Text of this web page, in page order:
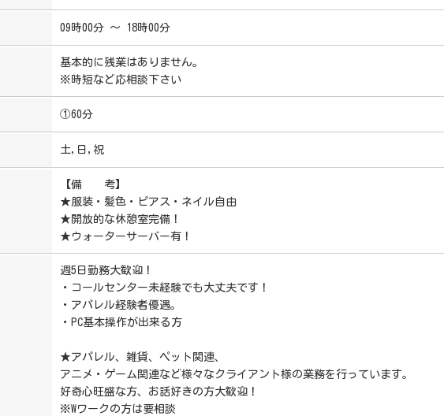
09時00分 ～ 18時00分
基本的に残業はありません。
※時短など応相談下さい
①60分
土,日,祝
【備 考】
★服装・髪色・ピアス・ネイル自由
★開放的な休憩室完備！
★ウォーターサーバー有！
週5日勤務大歓迎！
・コールセンター未経験でも大丈夫です！
・アパレル経験者優遇。
・PC基本操作が出来る方
★アパレル、雑貨、ペット関連、
アニメ・ゲーム関連など様々なクライアント様の業務を行っています。
好奇心旺盛な方、お話好きの方大歓迎！
※Wワークの方は要相談